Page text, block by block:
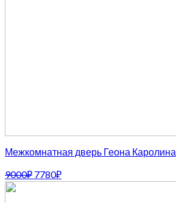
Межкомнатная дверь Геона Каролина
9000₽ Первоначальная
цена
7780₽Текущая
цена: